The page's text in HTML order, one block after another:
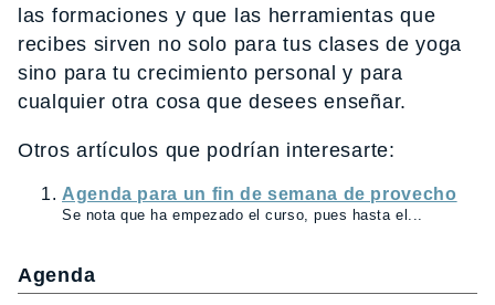
las formaciones y que las herramientas que
recibes sirven no solo para tus clases de yoga
sino para tu crecimiento personal y para
cualquier otra cosa que desees enseñar.
Otros artículos que podrían interesarte:
Agenda para un fin de semana de provecho
Se nota que ha empezado el curso, pues hasta el...
Agenda